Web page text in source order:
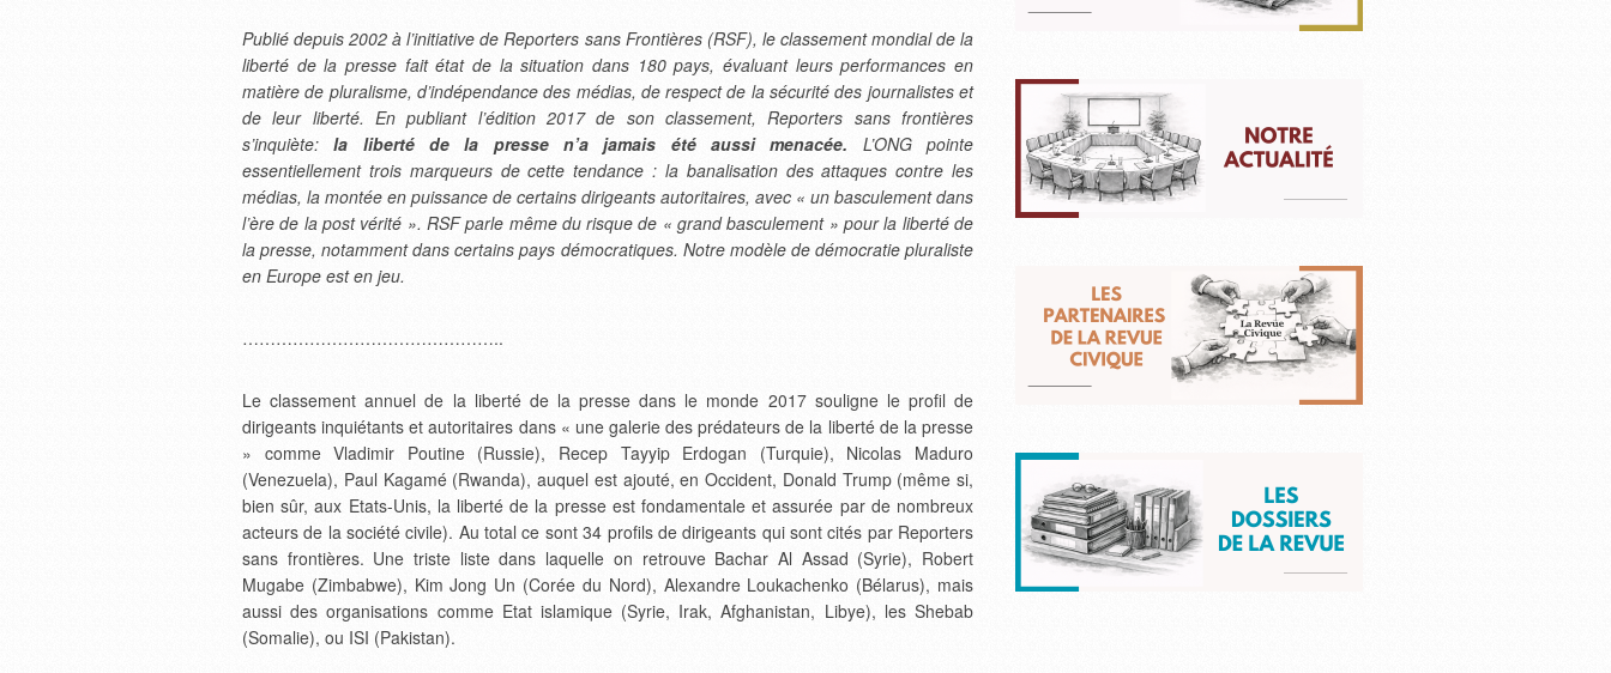
Publié depuis 2002 à l’initiative de Reporters sans Frontières (RSF), le classement mondial de la
liberté de la presse fait état de la situation dans 180 pays, évaluant leurs performances en
matière de pluralisme, d’indépendance des médias, de respect de la sécurité des journalistes et
de leur liberté. En publiant l’édition 2017 de son classement, Reporters sans frontières
s’inquiète:la liberté de la presse n’a jamais été aussi menacée. L’ONG pointe
essentiellement trois marqueurs de cette tendance : la banalisation des attaques contre les
médias, la montée en puissance de certains dirigeants autoritaires, avec « un basculement dans
l’ère de la post vérité ». RSF parle même du risque de « grand basculement » pour la liberté de
la presse, notamment dans certains pays démocratiques. Notre modèle de démocratie pluraliste
en Europe est en jeu.
………………………………………..
Le classement annuel de la liberté de la presse dans le monde 2017 souligne le profil de
dirigeants inquiétants et autoritaires dans « une galerie des prédateurs de la liberté de la presse
» comme Vladimir Poutine (Russie), Recep Tayyip Erdogan (Turquie), Nicolas Maduro
(Venezuela), Paul Kagamé (Rwanda), auquel est ajouté, en Occident, Donald Trump (même si,
bien sûr, aux Etats-Unis, la liberté de la presse est fondamentale et assurée par de nombreux
acteurs de la société civile). Au total ce sont 34 profils de dirigeants qui sont cités par Reporters
sans frontières. Une triste liste dans laquelle on retrouve Bachar Al Assad (Syrie), Robert
Mugabe (Zimbabwe), Kim Jong Un (Corée du Nord), Alexandre Loukachenko (Bélarus), mais
aussi des organisations comme Etat islamique (Syrie, Irak, Afghanistan, Libye), les Shebab
(Somalie), ou ISI (Pakistan).